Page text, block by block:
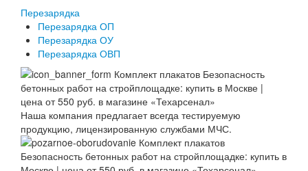
Перезарядка
Перезарядка ОП
Перезарядка ОУ
Перезарядка ОВП
Наша компания предлагает всегда тестируемую
продукцию, лицензированную службами МЧС.